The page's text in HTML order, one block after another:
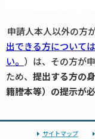
申請人本人以外の方
出できる方について
い。 ）は、その方が
ため、 提出する方の
籍謄本等）の提示が
サイトマップ